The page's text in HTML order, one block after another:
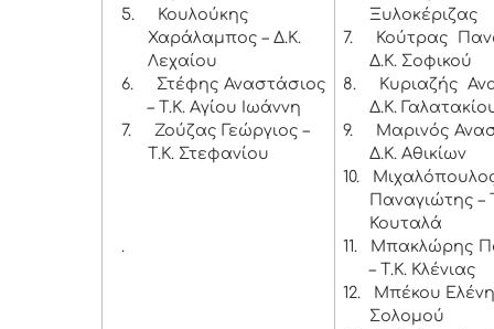
5.
Κουλούκης
Χαράλαμπος – Δ.Κ.
Λεχαίου
6.
Στέφης Αναστάσιος
– Τ.Κ. Αγίου Ιωάννη
7.
Ζούζας Γεώργιος –
Τ.Κ. Στεφανίου
.
Ξυλοκέριζας
7.
Κούτρας
Δ.Κ. Σοφικού
8.
Κυριαζής
Δ.Κ.
9.
Μαρινός
Δ.Κ. Αθικίων
10.
Παναγιώτης –
Κουταλά
11.
Μπακλώρης
– Τ.Κ. Κλένιας
12.
Μπέκου
Σολομού